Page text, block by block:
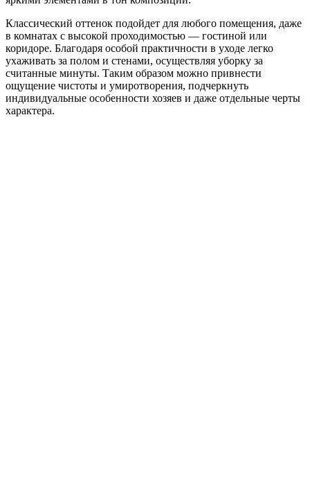
Классический оттенок подойдет для любого помещения, даже
в комнатах с высокой проходимостью — гостиной или
коридоре. Благодаря особой практичности в уходе легко
ухаживать за полом и стенами, осуществляя уборку за
считанные минуты. Таким образом можно привнести
ощущение чистоты и умиротворения, подчеркнуть
индивидуальные особенности хозяев и даже отдельные черты
характера.